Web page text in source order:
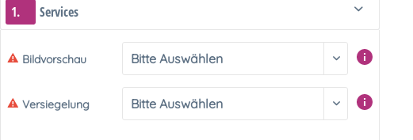
1. Services
Bildvorschau
Versiegelung